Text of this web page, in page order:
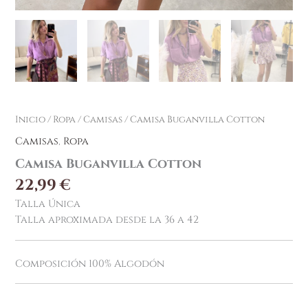
Inicio/ Ropa/Camisas/ Camisa Buganvilla Cotton
Camisas, Ropa
Camisa Buganvilla Cotton
22,99€
Talla Única
Talla aproximada desde la 36 a 42
Composición 100% Algodón